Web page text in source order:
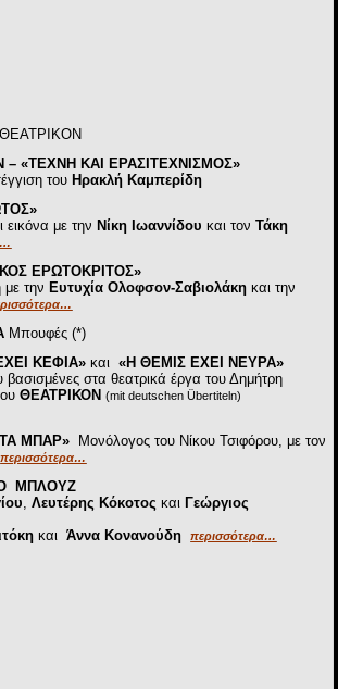
ΘΕΑΤΡΙΚΟΝ
– «ΤΕΧΝΗ ΚΑΙ ΕΡΑΣΙΤΕΧΝΙΣΜΟΣ»
του Ηρακλή Καμπερίδη
εικόνα με την Νίκη Ιωαννίδου και τονΤάκη
ΕΡΩΤΟΚΡΙΤΟΣ»
με την Ευτυχία Ολοφσον-Σαβιολάκη και την
Μπουφές (*)
ΚΕΦΙΑ» και«Η ΘΕΜΙΣ ΕΧΕΙ ΝΕΥΡΑ»
βασισμένες στα θεατρικά έργα του Δημήτρη
ΘΕΑΤΡΙΚΟΝ (mit deutschen Übertiteln)
ΜΠΑΡ» Μονόλογος του Νίκου Τσιφόρου, με τον
περισσότερα…
ΜΠΛΟΥΖ
, Λευτέρης Κόκοτος και Γεώργιος
καιΆννα Κονανούδη περισσότερα…